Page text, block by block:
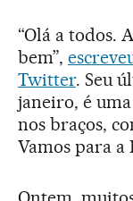
“Olá a todos.
bem”,
Twitter. Seu
janeiro, é
nos braços,
Vamos para a